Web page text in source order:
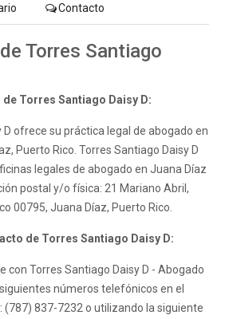
Contacto
Torres Santiago
Torres Santiago Daisy D:
D ofrece su práctica legal de abogado en
Puerto Rico. Torres Santiago Daisy D
legales de abogado en Juana Díaz
postal y/o física: 21 Mariano Abril,
00795, Juana Díaz, Puerto Rico.
de Torres Santiago Daisy D:
con Torres Santiago Daisy D - Abogado
números telefónicos en el
(787) 837-7232 o utilizando la siguiente